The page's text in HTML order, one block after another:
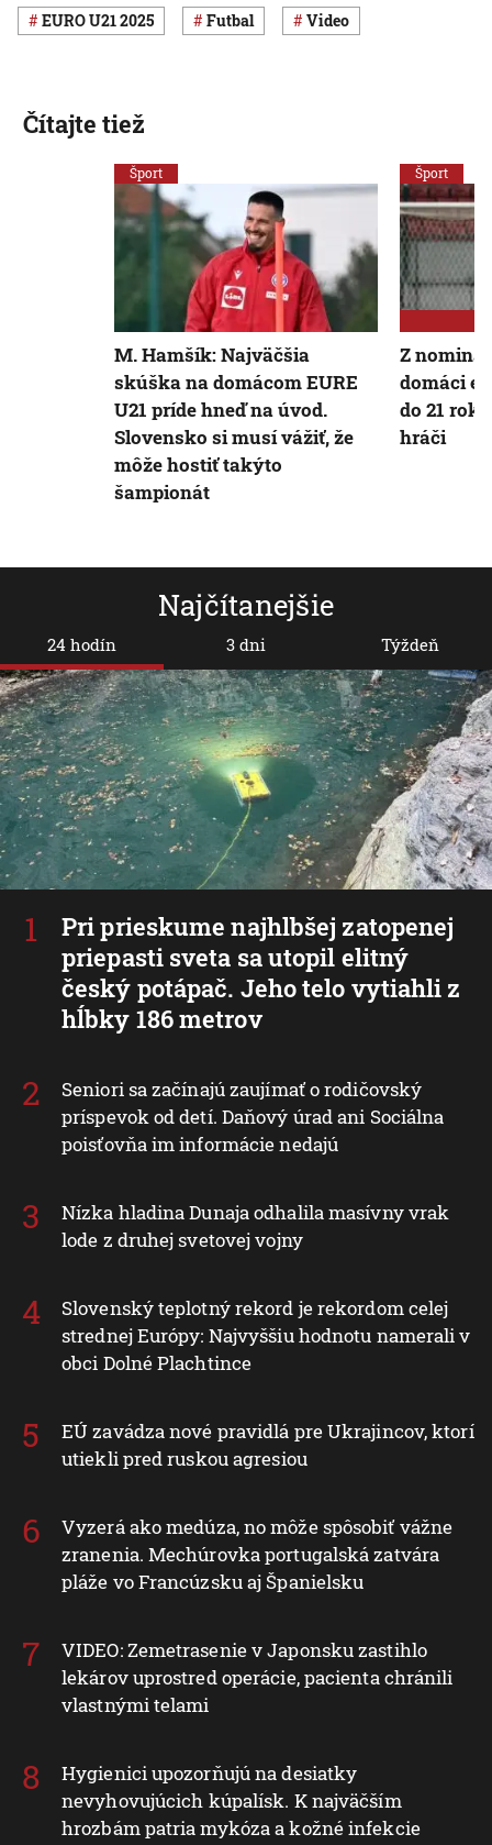
EURO U21 2025 Futbal Video
Najčítanejšie
24 hodín
Pri prieskume najhlbšej zatopenej
priepasti sveta sa utopil elitný
český potápač. Jeho telo vytiahli z
hĺbky 186 metrov
Seniori sa začínajú zaujímať o rodičovský
príspevok od detí. Daňový úrad ani Sociálna
poisťovňa im informácie nedajú
Nízka hladina Dunaja odhalila masívny vrak
lode z druhej svetovej vojny
Slovenský teplotný rekord je rekordom celej
strednej Európy: Najvyššiu hodnotu namerali v
obci Dolné Plachtince
EÚ zavádza nové pravidlá pre Ukrajincov, ktorí
utiekli pred ruskou agresiou
Vyzerá ako medúza, no môže spôsobiť vážne
zranenia. Mechúrovka portugalská zatvára
pláže vo Francúzsku aj Španielsku
VIDEO: Zemetrasenie v Japonsku zastihlo
lekárov uprostred operácie, pacienta chránili
vlastnými telami
Hygienici upozorňujú na desiatky
nevyhovujúcich kúpalísk. K najväčším
hrozbám patria mykóza a kožné infekcie
3 dni Týždeň
Čítajte tiež
Šport
M. Hamšík: Najväčšia
skúška na domácom EURE
U21 príde hneď na úvod.
Slovensko si musí vážiť, že
môže hostiť takýto
šampionát
Šport
Z
domáci
do 21
hráči